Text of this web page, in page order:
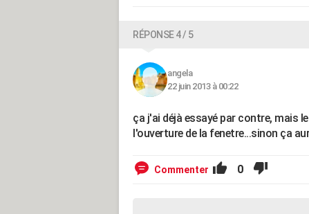
RÉPONSE 4 / 5
angela
22 juin 2013 à 00:22
ça j'ai déjà essayé par contre, mais
l'ouverture de la fenetre...sinon ça
Commenter 0